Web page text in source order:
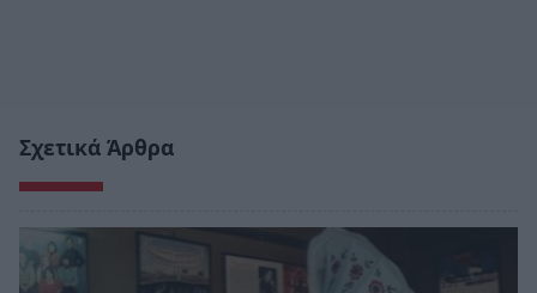
Σχετικά Άρθρα